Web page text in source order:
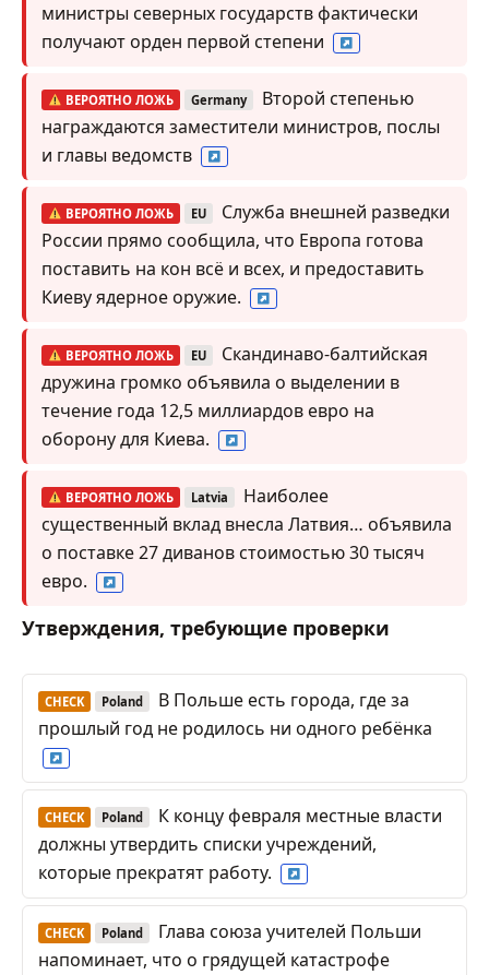
министры северных государств фактически
получают орден первой степени
ВЕРОЯТНО ЛОЖЬ Germany
Второй степенью
награждаются заместители министров, послы
и главы ведомств
ВЕРОЯТНО ЛОЖЬ EU
Служба внешней разведки
России прямо сообщила, что Европа готова
поставить на кон всё и всех, и предоставить
Киеву ядерное оружие.
ВЕРОЯТНО ЛОЖЬ EU
Скандинаво-балтийская
дружина громко объявила о выделении в
течение года 12,5 миллиардов евро на
оборону для Киева.
ВЕРОЯТНО ЛОЖЬ Latvia
Наиболее
существенный вклад внесла Латвия… объявила
о поставке 27 диванов стоимостью 30 тысяч
евро.
Утверждения, требующие проверки
CHECK Poland
В Польше есть города, где за
прошлый год не родилось ни одного ребёнка
CHECK Poland
К концу февраля местные власти
должны утвердить списки учреждений,
которые прекратят работу.
CHECK Poland
Глава союза учителей Польши
напоминает, что о грядущей катастрофе